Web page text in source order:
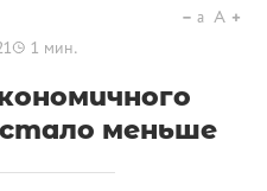
1 мин.
a A
меньше